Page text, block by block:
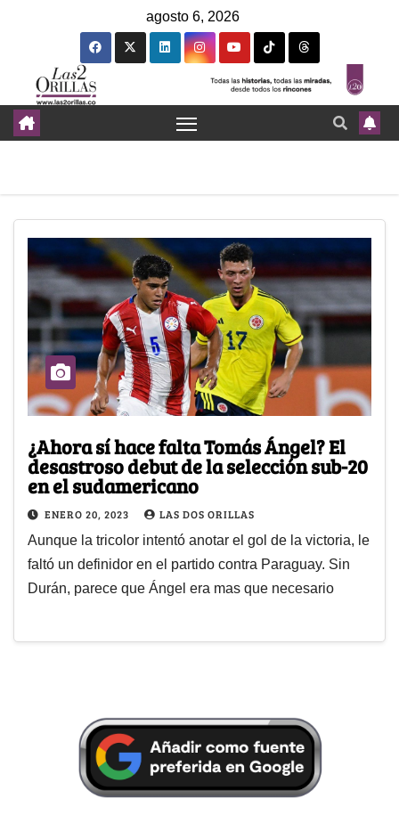
agosto 6, 2026
¿Ahora sí hace falta Tomás Ángel? El
desastroso debut de la selección sub-20
en el sudamericano
ENERO 20, 2023 LAS DOS ORILLAS
Aunque la tricolor intentó anotar el gol de la victoria, le
faltó un definidor en el partido contra Paraguay. Sin
Durán, parece que Ángel era mas que necesario